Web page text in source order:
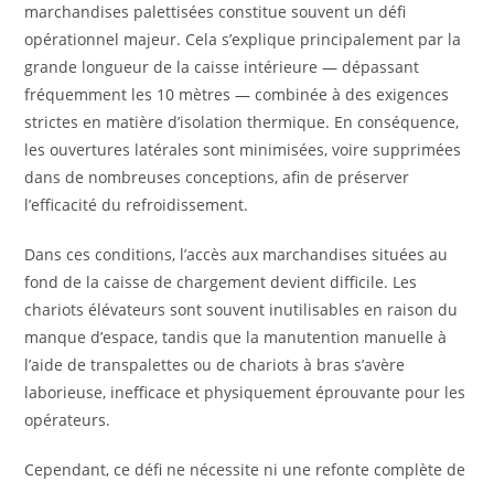
marchandises palettisées constitue souvent un défi
opérationnel majeur. Cela s’explique principalement par la
grande longueur de la caisse intérieure — dépassant
fréquemment les 10 mètres — combinée à des exigences
strictes en matière d’isolation thermique. En conséquence,
les ouvertures latérales sont minimisées, voire supprimées
dans de nombreuses conceptions, afin de préserver
l’efficacité du refroidissement.
Dans ces conditions, l’accès aux marchandises situées au
fond de la caisse de chargement devient difficile. Les
chariots élévateurs sont souvent inutilisables en raison du
manque d’espace, tandis que la manutention manuelle à
l’aide de transpalettes ou de chariots à bras s’avère
laborieuse, inefficace et physiquement éprouvante pour les
opérateurs.
Cependant, ce défi ne nécessite ni une refonte complète de